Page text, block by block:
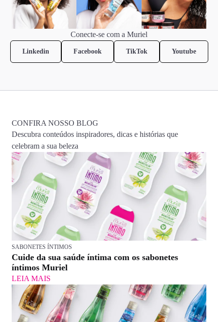
Conecte-se com a Muriel
Linkedin Facebook TikTok Youtube
CONFIRA NOSSO BLOG
Descubra conteúdos inspiradores, dicas e histórias que
celebram a sua beleza
SABONETES ÍNTIMOS
Cuide da sua saúde íntima com os sabonetes
íntimos Muriel
LEIA MAIS